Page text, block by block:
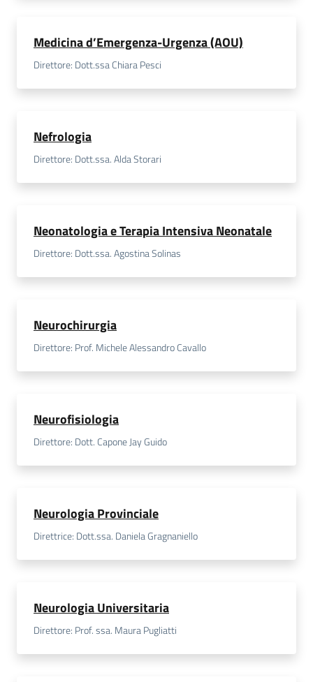
Medicina d’Emergenza-Urgenza (AOU)
Direttore: Dott.ssa Chiara Pesci
Nefrologia
Direttore: Dott.ssa. Alda Storari
Neonatologia e Terapia Intensiva Neonatale
Direttore: Dott.ssa. Agostina Solinas
Neurochirurgia
Direttore: Prof. Michele Alessandro Cavallo
Neurofisiologia
Direttore: Dott. Capone Jay Guido
Neurologia Provinciale
Direttrice: Dott.ssa. Daniela Gragnaniello
Neurologia Universitaria
Direttore: Prof. ssa. Maura Pugliatti